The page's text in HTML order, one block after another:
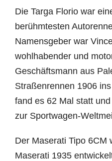
Die Targa Florio war
berühmtesten
Namensgeber war
wohlhabender und
Geschäftsmann aus
Straßenrennen 1906
fand es 62 Mal statt
zur Sportwagen-
Der Maserati Tipo 6CM
Maserati 1935